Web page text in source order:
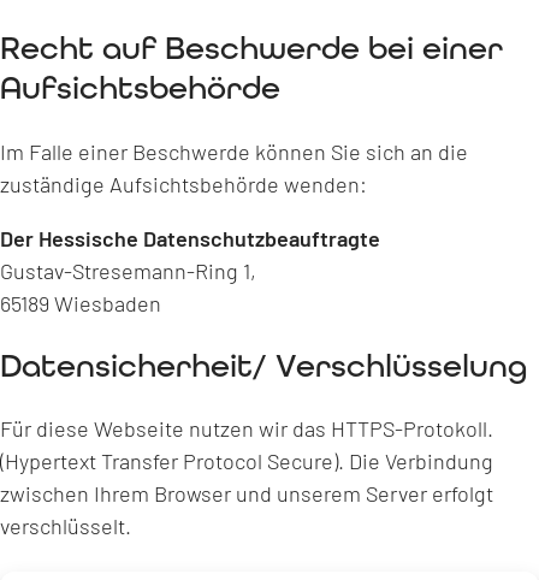
Recht auf Beschwerde bei einer
Aufsichtsbehörde
Im Falle einer Beschwerde können Sie sich an die
zuständige Aufsichtsbehörde wenden:
Der Hessische Datenschutzbeauftragte
Gustav-Stresemann-Ring 1,
65189 Wiesbaden
Datensicherheit/ Verschlüsselung
Für diese Webseite nutzen wir das HTTPS-Protokoll.
(Hypertext Transfer Protocol Secure). Die Verbindung
zwischen Ihrem Browser und unserem Server erfolgt
verschlüsselt.